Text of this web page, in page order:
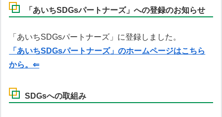
「あいちSDGsパートナーズ」への登録のお知らせ
「あいちSDGsパートナーズ」に登録しました。
「あいちSDGsパートナーズ」のホームページはこちら
から。⇐
SDGsへの取組み